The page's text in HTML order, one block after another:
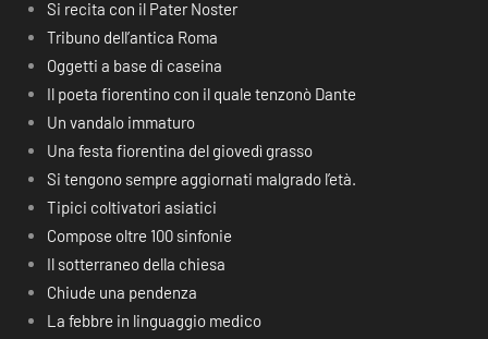
Si recita con il Pater Noster
Tribuno dell’antica Roma
Oggetti a base di caseina
Il poeta fiorentino con il quale tenzonò Dante
Un vandalo immaturo
Una festa fiorentina del giovedì grasso
Si tengono sempre aggiornati malgrado l’età.
Tipici coltivatori asiatici
Compose oltre 100 sinfonie
Il sotterraneo della chiesa
Chiude una pendenza
La febbre in linguaggio medico